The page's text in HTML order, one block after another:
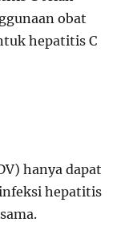
obat
hepatitis C
hanya dapat
hepatitis